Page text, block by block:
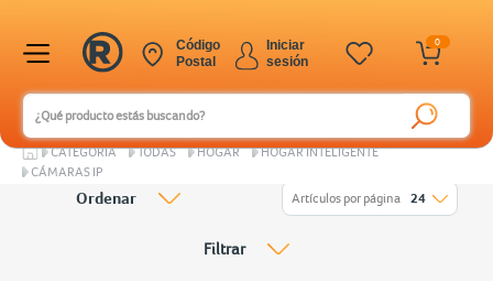
0
Iniciar
sesión
Código
Postal
CATEGORÍA TODAS HOGAR
HOGAR INTELIGENTE
CÁMARAS IP
Ordenar Artículos por página 24
Filtrar